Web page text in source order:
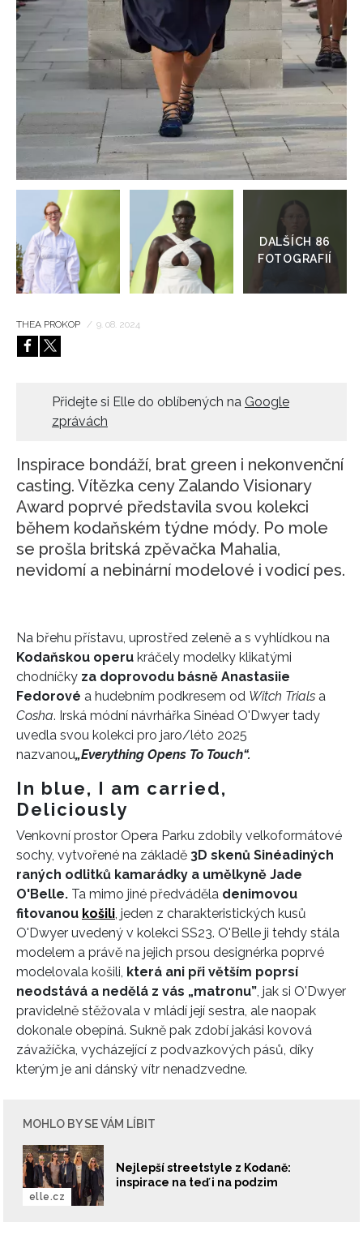
HOME
galerie
THEA PROKOP / 9. 08. 2024
Přidejte si Elle do oblíbených na Google
zprávách
Inspirace bondáží, brat green i nekonvenční
casting. Vítězka ceny Zalando Visionary
Award poprvé představila svou kolekci
během kodaňském týdne módy. Po mole
se prošla britská zpěvačka Mahalia,
nevidomí a nebinární modelové i vodicí pes.
Na břehu přístavu, uprostřed zeleně a s vyhlídkou na
Kodaňskou operu kráčely modelky klikatými
chodníčky za doprovodu básně Anastasiie
Fedorové a hudebním podkresem od Witch Trials a
Cosha. Irská módní návrhářka Sinéad O'Dwyer tady
uvedla svou kolekci pro jaro/léto 2025
nazvanou„Everything Opens To Touch“.
In blue, I am carried,
Deliciously
Venkovní prostor Opera Parku zdobily velkoformátové
sochy, vytvořené na základě 3D skenů Sinéadiných
raných odlitků kamarádky a umělkyně Jade
O'Belle. Ta mimo jiné předváděla denimovou
fitovanou košili , jeden z charakteristických kusů
O'Dwyer uvedený v kolekci SS23. O'Belle ji tehdy stála
modelem a právě na jejich prsou designérka poprvé
modelovala košili, která ani při větším poprsí
neodstává a nedělá z vás „matronu” , jak si O'Dwyer
pravidelně stěžovala v mládí její sestra, ale naopak
dokonale obepíná. Sukně pak zdobí jakási kovová
závažíčka, vycházející z podvazkových pásů, díky
kterým je ani dánský vítr nenadzvedne.
MOHLO BY SE VÁM LÍBIT
Nejlepší streetstyle z Kodaně:
inspirace na teď i na podzim
elle.cz